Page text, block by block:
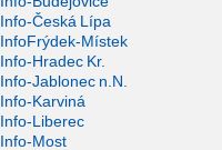
Info-Česká Lípa
InfoFrýdek-Místek
Info-Hradec Kr.
Info-Jablonec n.N.
Info-Karviná
Info-Liberec
Info-Most